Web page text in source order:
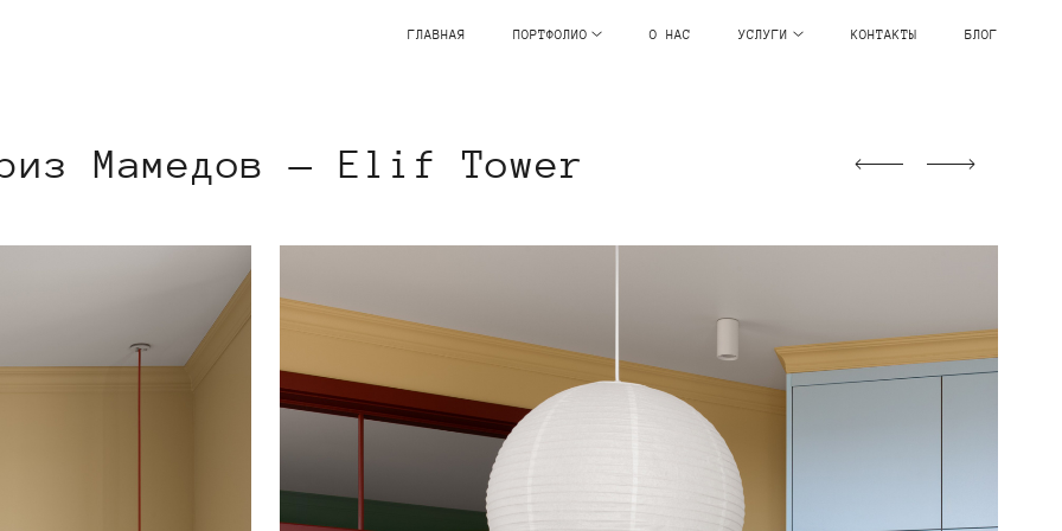
ГЛАВНАЯ ПОРТФОЛИО О НАС УСЛУГИ КОНТАКТЫ БЛОГ
Мамедов — Elif Tower